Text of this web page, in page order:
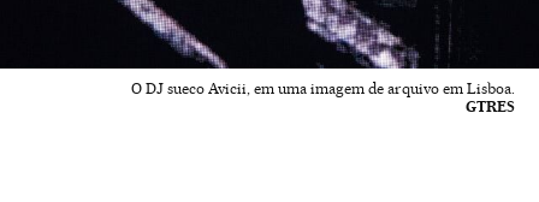
O DJ sueco Avicii, em uma imagem de arquivo em Lisboa.
GTRES